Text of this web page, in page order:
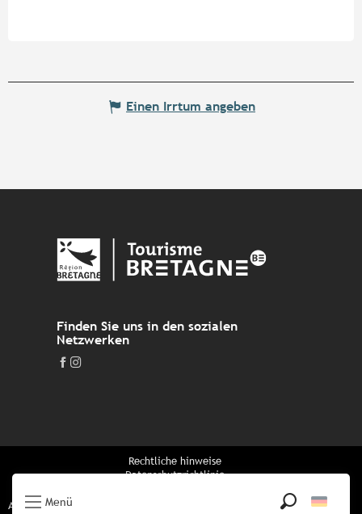
Menü
Einen Irrtum angeben
Finden Sie uns in den sozialen
Netzwerken
Rechtliche hinweise
Datenschutzrichtlinie
Alle Informationen über das Reiseziel auf der allgemein zugänglichen